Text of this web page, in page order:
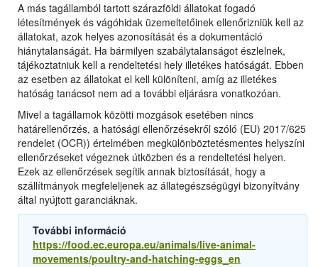
A más tagállamból tartott szárazföldi állatokat fogadó
létesítmények és vágóhidak üzemeltetőinek ellenőrizniük kell az
állatokat, azok helyes azonosítását és a dokumentáció
hiánytalanságát. Ha bármilyen szabálytalanságot észlelnek,
tájékoztatniuk kell a rendeltetési hely illetékes hatóságát. Ebben
az esetben az állatokat el kell különíteni, amíg az illetékes
hatóság tanácsot nem ad a további eljárásra vonatkozóan.
Mivel a tagállamok közötti mozgások esetében nincs
határellenőrzés, a hatósági ellenőrzésekről szóló (EU) 2017/625
rendelet (OCR)) értelmében megkülönböztetésmentes helyszíni
ellenőrzéseket végeznek útközben és a rendeltetési helyen.
Ezek az ellenőrzések segítik annak biztosítását, hogy a
szállítmányok megfeleljenek az állategészségügyi bizonyítvány
által nyújtott garanciáknak.
További információ
https://food.ec.europa.eu/animals/live-animal-
movements/poultry-and-hatching-eggs_en